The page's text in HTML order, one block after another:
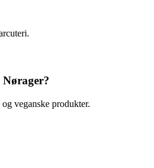
veganske produkter.